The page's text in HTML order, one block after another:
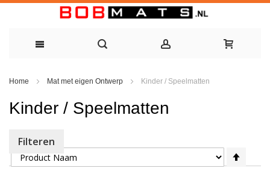
de
Home Mat met eigen Ontwerp Kinder / Speelmatten
Kinder / Speelmatten
Sorteer op
hoog
Filteren